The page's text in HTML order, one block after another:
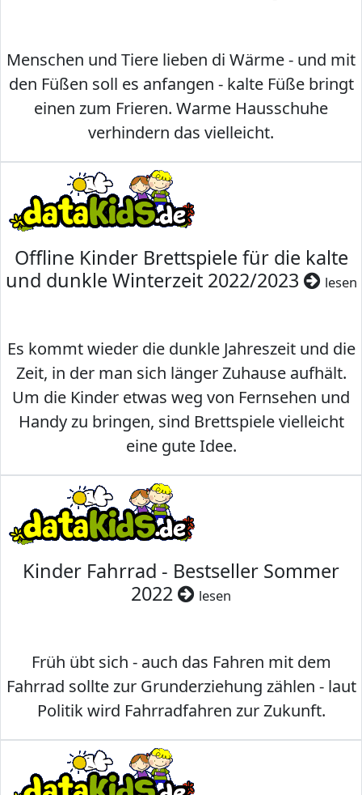
Menschen und Tiere lieben di Wärme - und mit
den Füßen soll es anfangen - kalte Füße bringt
einen zum Frieren. Warme Hausschuhe
verhindern das vielleicht.
Offline Kinder Brettspiele für die kalte
und dunkle Winterzeit 2022/2023
lesen
Es kommt wieder die dunkle Jahreszeit und die
Zeit, in der man sich länger Zuhause aufhält.
Um die Kinder etwas weg von Fernsehen und
Handy zu bringen, sind Brettspiele vielleicht
eine gute Idee.
Kinder Fahrrad - Bestseller Sommer
2022
lesen
Früh übt sich - auch das Fahren mit dem
Fahrrad sollte zur Grunderziehung zählen - laut
Politik wird Fahrradfahren zur Zukunft.